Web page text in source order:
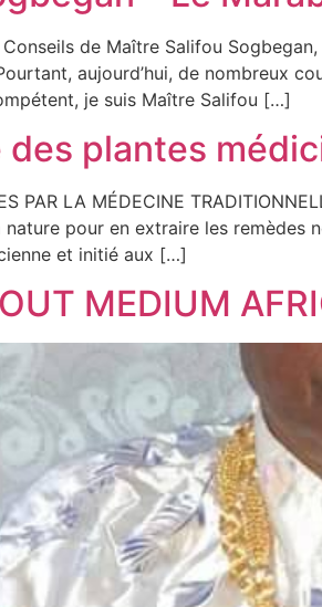
de Maître Salifou
aujourd’hui, de nombreux
je suis Maître Salifou […]
des plantes
PAR LA MÉDECINE
pour en extraire les remèdes
et initié aux […]
MEDIUM